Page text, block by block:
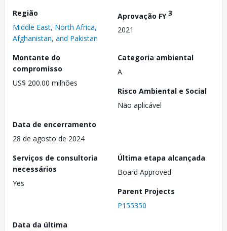
Região
Middle East, North Africa,
Afghanistan, and Pakistan
Aprovação FY3
2021
Montante do
compromisso
US$ 200.00 milhões
Categoria ambiental
A
Risco Ambiental e Social
Não aplicável
Data de encerramento
28 de agosto de 2024
Serviços de consultoria
necessários
Yes
Última etapa alcançada
Board Approved
Parent Projects
P155350
Data da última